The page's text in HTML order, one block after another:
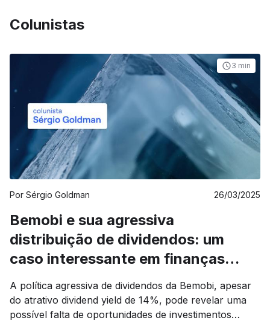
Colunistas
3 min
Por Sérgio Goldman 26/03/2025
Bemobi e sua agressiva
distribuição de dividendos: um
caso interessante em finanças
corporativas
A política agressiva de dividendos da Bemobi, apesar
do atrativo dividend yield de 14%, pode revelar uma
possível falta de oportunidades de investimentos